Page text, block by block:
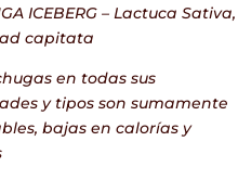
ICEBERG – Lactuca Sativa,
capitata
en todas sus
y tipos son sumamente
bajas en calorías y